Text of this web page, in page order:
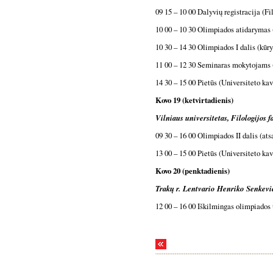
09 15 – 10 00 Dalyvių registracija
10 00 – 10 30 Olimpiados
10 30 – 14 30 Olimpiados I dalis
11 00 – 12 30 Seminaras
14 30 – 15 00 Pietūs (Universiteto
Kovo 19 (ketvirtadienis)
Vilniaus universitetas, Filologijos
09 30 – 16 00 Olimpiados II dalis
13 00 – 15 00 Pietūs (Universiteto
Kovo 20 (penktadienis)
Trakų r. Lentvario Henriko
12 00 – 16 00 Iškilmingas